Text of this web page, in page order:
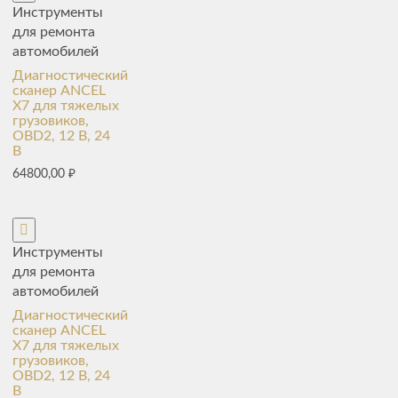
Инструменты
для ремонта
автомобилей
Диагностический
сканер ANCEL
X7 для тяжелых
грузовиков,
OBD2, 12 В, 24
В
64800,00 ₽
Инструменты
для ремонта
автомобилей
Диагностический
сканер ANCEL
X7 для тяжелых
грузовиков,
OBD2, 12 В, 24
В